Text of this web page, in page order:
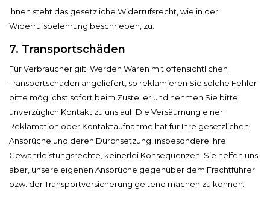
Ihnen steht das gesetzliche Widerrufsrecht, wie in der
Widerrufsbelehrung beschrieben, zu.
7. Transportschäden​​​​​​​
Für Verbraucher gilt: Werden Waren mit offensichtlichen
Transportschäden angeliefert, so reklamieren Sie solche Fehler
bitte möglichst sofort beim Zusteller und nehmen Sie bitte
unverzüglich Kontakt zu uns auf. Die Versäumung einer
Reklamation oder Kontaktaufnahme hat für Ihre gesetzlichen
Ansprüche und deren Durchsetzung, insbesondere Ihre
Gewährleistungsrechte, keinerlei Konsequenzen. Sie helfen uns
aber, unsere eigenen Ansprüche gegenüber dem Frachtführer
bzw. der Transportversicherung geltend machen zu können.